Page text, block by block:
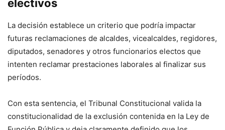
electivos
La decisión establece un criterio que podría impactar
futuras reclamaciones de alcaldes, vicealcaldes, regidores,
diputados, senadores y otros funcionarios electos que
intenten reclamar prestaciones laborales al finalizar sus
períodos.
Con esta sentencia, el Tribunal Constitucional valida la
constitucionalidad de la exclusión contenida en la Ley de